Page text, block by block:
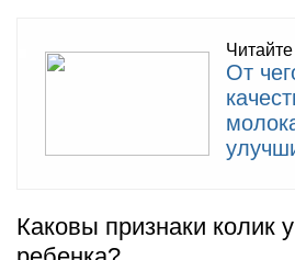
От
Каковы признаки колик